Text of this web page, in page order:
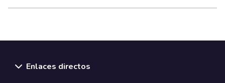
Enlaces directos